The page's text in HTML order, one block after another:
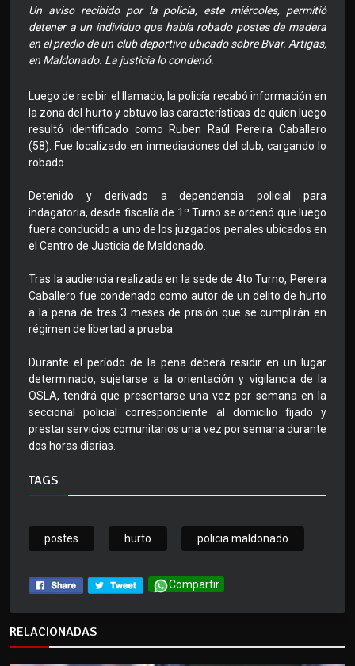
Un aviso recibido por la policía, este miércoles, permitió
detener a un individuo que había robado postes de madera
en el predio de un club deportivo ubicado sobre Bvar. Artigas,
en Maldonado. La justicia lo condenó.
Luego de recibir el llamado, la policía recabó información en
la zona del hurto y obtuvo las características de quien luego
resultó identificado como Ruben Raúl Pereira Caballero
(58). Fue localizado en inmediaciones del club, cargando lo
robado.
Detenido y derivado a dependencia policial para
indagatoria, desde fiscalía de 1º Turno se ordenó que luego
fuera conducido a uno de los juzgados penales ubicados en
el Centro de Justicia de Maldonado.
Tras la audiencia realizada en la sede de 4to Turno, Pereira
Caballero fue condenado como autor de un delito de hurto
a la pena de tres 3 meses de prisión que se cumplirán en
régimen de libertad a prueba.
Durante el período de la pena deberá residir en un lugar
determinado, sujetarse a la orientación y vigilancia de la
OSLA, tendrá que presentarse una vez por semana en la
seccional policial correspondiente al domicilio fijado y
prestar servicios comunitarios una vez por semana durante
dos horas diarias.
TAGS
postes hurto policia maldonado
Compartir
RELACIONADAS